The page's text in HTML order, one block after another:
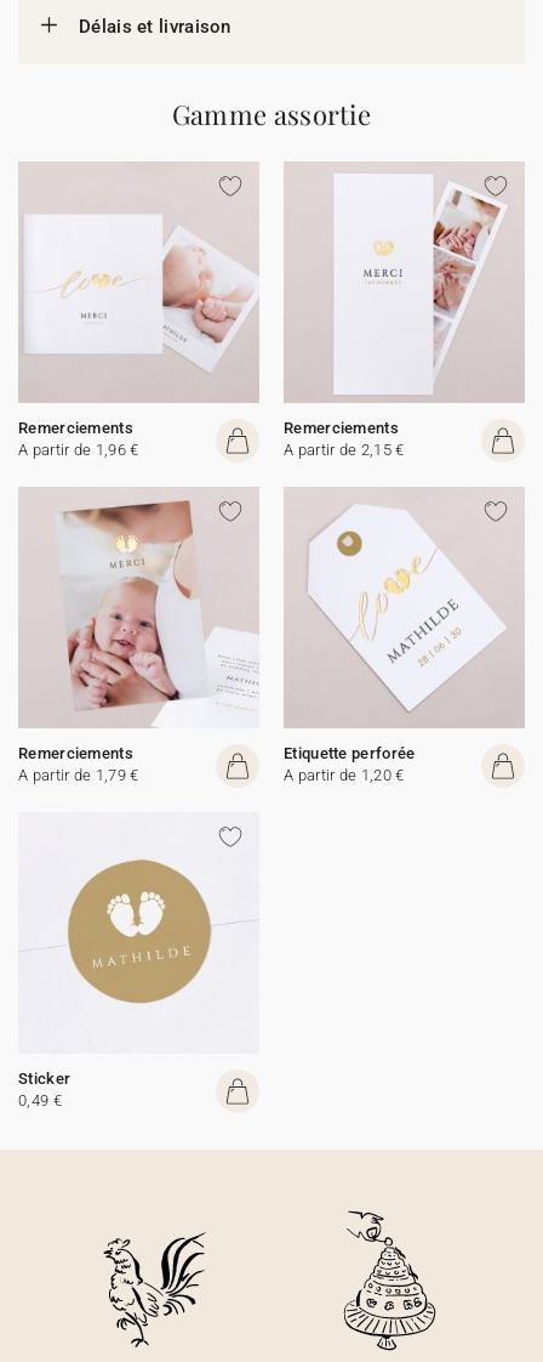
Délais et livraison
Gamme assortie
Remerciements
A partir de 1,96 €
Remerciements
A partir de 2,15 €
Remerciements
A partir de 1,79 €
Etiquette perforée
A partir de 1,20 €
Sticker
0,49 €